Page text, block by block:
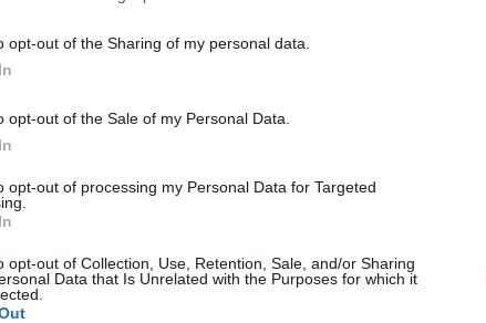
opt-out of the Sharing of my personal data.
opt-out of the Sale of my Personal Data.
opt-out of processing my Personal Data for Targeted
opt-out of Collection, Use, Retention, Sale, and/or Sharing
Data that Is Unrelated with the Purposes for which it
de l'import o podran mantenir la
que es preveu que es produeixi
els drets que s'havien guanyat a la